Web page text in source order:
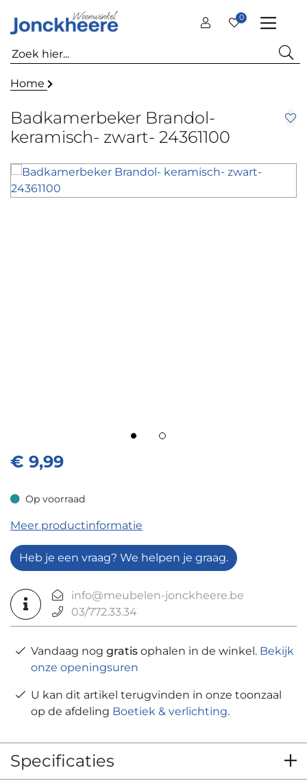
0
Home
Badkamerbeker Brandol-
keramisch- zwart- 24361100
€ 9,99
Op voorraad
Op voorraad
Meer productinformatie
Heb je een vraag? We helpen je graag.
info@meubelen-jonckheere.be
03/772.33.34
Vandaag nog gratis ophalen in de winkel. Bekijk
onze openingsuren
U kan dit artikel terugvinden in onze toonzaal
op de afdeling Boetiek & verlichting.
Specificaties